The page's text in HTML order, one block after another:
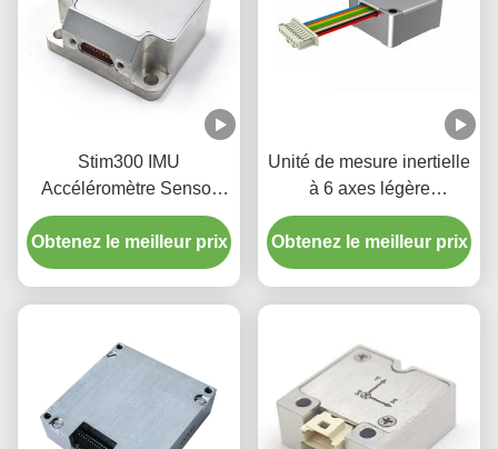
Stim300 IMU
Accéléromètre Sensor
Gyro Fourniture d'usine
Obtenez le meilleur prix
Unité de mesure inertielle
à 6 axes légère
Accéléromètre Sensor
gyroscopique
Obtenez le meilleur prix